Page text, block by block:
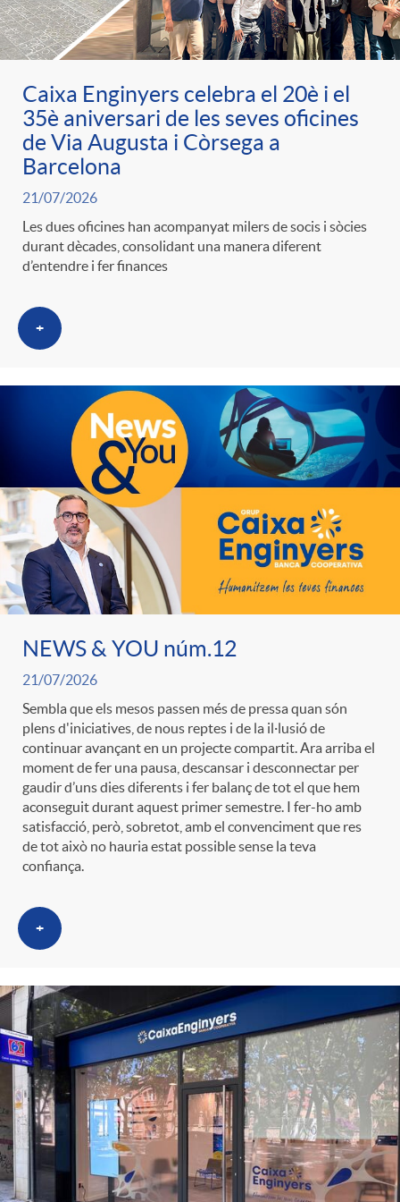
r
a
S
a
l
a
d
e
p
r
e
n
s
a
ó
p
e
r
c
a
g
o
r
e
s
t
e
n
i
d
o
c
l
a
F
i
l
t
r
o
C
a
t
e
l
i
c
a
d
o
r
d
e
c
o
n
t
i
n
u
t
s
Caixa Enginyers celebra el 20è i el
35è aniversari de les seves oficines
de Via Augusta i Còrsega a
Barcelona
21/07/2026
Les dues oficines han acompanyat milers de socis i sòcies
durant dècades, consolidant una manera diferent
d’entendre i fer finances
+
NEWS & YOU núm.12
21/07/2026
Sembla que els mesos passen més de pressa quan són
plens d'iniciatives, de nous reptes i de la il·lusió de
continuar avançant en un projecte compartit. Ara arriba el
moment de fer una pausa, descansar i desconnectar per
gaudir d’uns dies diferents i fer balanç de tot el que hem
aconseguit durant aquest primer semestre. I fer-ho amb
satisfacció, però, sobretot, amb el convenciment que res
de tot això no hauria estat possible sense la teva
confiança.
+